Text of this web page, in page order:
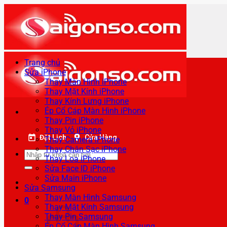
qua
nội
dung
Đặt Lịch Cửa Hàng
Tìm
kiếm:
0
Trang chủ
Sửa iPhone
Thay Màn Hình iPhone
Thay Mặt Kính iPhone
Thay Kính Lưng iPhone
Ép Cổ Cáp Màn Hình iPhone
Thay Pin iPhone
Thay Vỏ iPhone
Thay Camera iPhone
Thay Chân Sạc iPhone
Thay Loa iPhone
Sửa Face ID iPhone
Sửa Main iPhone
Sửa Samsung
Thay Màn Hình Samsung
Thay Mặt Kính Samsung
Thay Pin Samsung